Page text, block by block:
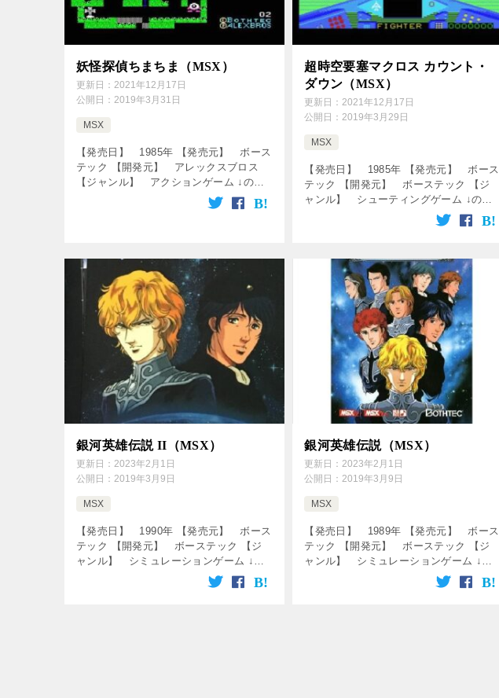
妖怪探偵ちまちま（MSX）
更新日： 2021年12月17日
公開日： 2019年3月31日
MSX
【発売日】 1985年 【発売元】 ボース
テック 【開発元】 アレックスブロス
【ジャンル】 アクションゲーム ↓の動
画をクリック！動画を楽しめます♪
[csshop service=”rakutenR […]
超時空要塞マクロス カウント・
ダウン（MSX）
更新日：2021年12月17日
公開日：2019年3月29日
MSX
【発売日】 1985年 【発売元】 ボース
テック 【開発元】 ボーステック 【ジ
ャンル】 シューティングゲーム ↓の動
画をクリック！動画を楽しめます♪
[csshop service=”rakutenR […]
銀河英雄伝説 II（MSX）
更新日： 2023年2月1日
公開日： 2019年3月9日
MSX
【発売日】 1990年 【発売元】 ボース
テック 【開発元】 ボーステック 【ジ
ャンル】 シミュレーションゲーム ↓の
動画をクリック！動画を楽しめます♪ Ｃ
Ｄテクノポリス「パソコン・ゲーム・ミ
銀河英雄伝説（MSX）
更新日：2023年2月1日
公開日：2019年3月9日
MSX
【発売日】 1989年 【発売元】 ボース
テック 【開発元】 ボーステック 【ジ
ャンル】 シミュレーションゲーム ↓の
動画をクリック！動画を楽しめます♪
【マイコレ】PS 銀河英雄伝説 人物経歴